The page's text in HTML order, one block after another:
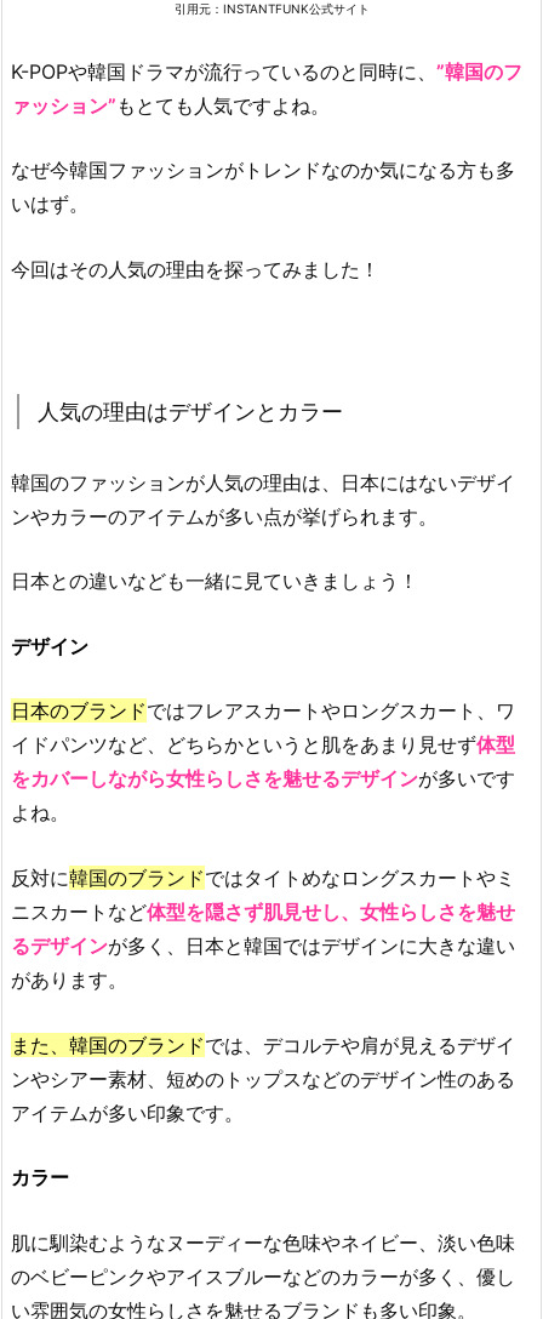
気
の
由
ン
カ
ラ
2.
お
す
め
韓
国
ァ
ッ
シ
ョ
ブ
ラ
ド
3
2.
1.
R
引用元：INSTANTFUNK公式サイト
K-POPや韓国ドラマが流行っているのと同時に、 ”韓国のフ
ァッション” もとても人気ですよね。
なぜ今韓国ファッションがトレンドなのか気になる方も多
いはず。
今回はその人気の理由を探ってみました！
人気の理由はデザインとカラー
韓国のファッションが人気の理由は、日本にはないデザイ
ンやカラーのアイテムが多い点が挙げられます。
日本との違いなども一緒に見ていきましょう！
デザイン
日本のブランドではフレアスカートやロングスカート、ワ
イドパンツなど、どちらかというと肌をあまり見せず体型
をカバーしながら女性らしさを魅せるデザインが多いです
よね。
反対に韓国のブランドではタイトめなロングスカートやミ
ニスカートなど体型を隠さず肌見せし、女性らしさを魅せ
るデザインが多く、日本と韓国ではデザインに大きな違い
があります。
また、韓国のブランドでは、デコルテや肩が見えるデザイ
ンやシアー素材、短めのトップスなどのデザイン性のある
アイテムが多い印象です。
カラー
肌に馴染むようなヌーディーな色味やネイビー、淡い色味
のベビーピンクやアイスブルーなどのカラーが多く、優し
い雰囲気の女性らしさを魅せるブランドも多い印象。